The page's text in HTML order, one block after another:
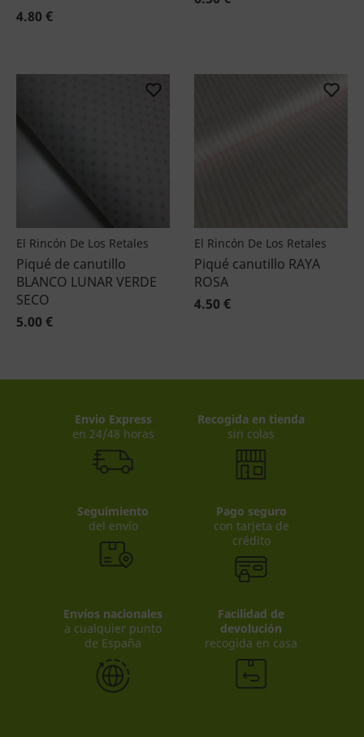
4.80 €
El Rincón De Los Retales
Piqué de canutillo
BLANCO LUNAR VERDE
SECO
5.00 €
El Rincón De Los Retales
Piqué canutillo RAYA
ROSA
4.50 €
Envio Express
en 24/48 horas
Recogida en tienda
sin colas
Seguimiento
del envío
Pago seguro
con tarjeta de
crédito
Envíos nacionales
a cualquier punto
de España
Facilidad de
devolución
recogida en casa